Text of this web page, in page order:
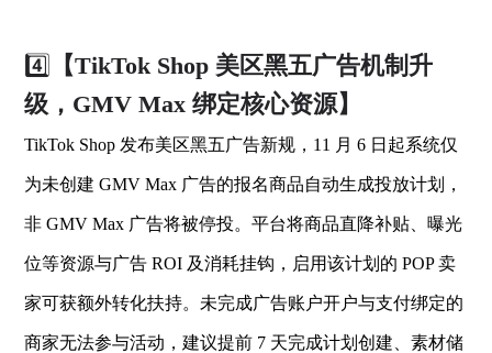
4️⃣
【TikTok Shop 美区黑五广告机制升
级，GMV Max 绑定核心资源】
TikTok Shop 发布美区黑五广告新规，11 月 6 日起系统仅
为未创建 GMV Max 广告的报名商品自动生成投放计划，
非 GMV Max 广告将被停投。平台将商品直降补贴、曝光
位等资源与广告 ROI 及消耗挂钩，启用该计划的 POP 卖
家可获额外转化扶持。未完成广告账户开户与支付绑定的
商家无法参与活动，建议提前 7 天完成计划创建、素材储